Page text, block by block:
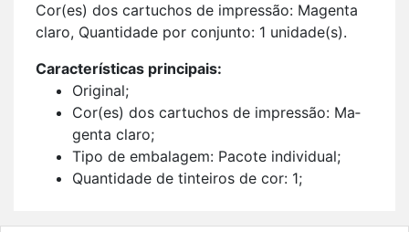
Cor(es) dos car­tu­chos de im­pressão: Ma­genta
claro, Quan­ti­dade por con­junto: 1 uni­dade(s).
Ca­rac­te­rís­ticas prin­ci­pais:
Ori­ginal;
Cor(es) dos car­tu­chos de im­pressão: Ma­
genta claro;
Tipo de em­ba­lagem: Pa­cote in­di­vi­dual;
Quan­ti­dade de tin­teiros de cor: 1;
1 uni­dade(s).